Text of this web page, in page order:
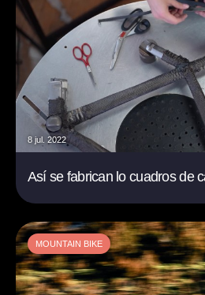
8 jul. 2022
Así se fabrican lo cuadros de
MOUNTAIN BIKE